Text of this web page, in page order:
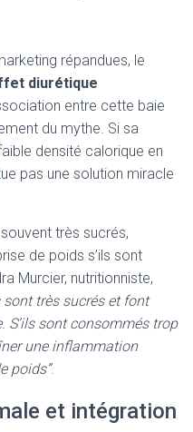
répandues, le
diurétique
entre cette baie
du mythe. Si sa
densité calorique en
pas une solution miracle
très sucrés,
de poids s’ils sont
Murcier, nutritionniste,
sont très sucrés et font
S’ils sont consommés trop
une inflammation
poids”.
et intégration